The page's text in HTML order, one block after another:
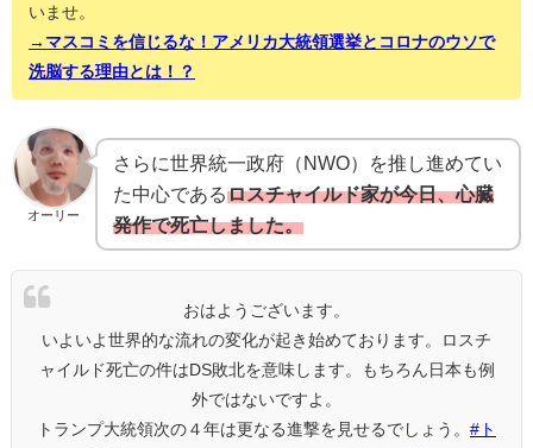
いませ。
→マスコミを信じるな！アメリカ大統領選挙とコロナのウソで
洗脳する理由とは！？
オーリー
さらに世界統一政府（NWO）を推し進めてい
た中心であるロスチャイルド家が今日、心臓
発作で死亡しました。
おはようございます。
いよいよ世界的な流れの変化が起き始めております。ロスチ
ャイルド死亡の件はDS敗北を意味します。もちろん日本も例
外ではないですよ。
トランプ大統領次の４年は更なる進撃を見せるでしょう。 #ト